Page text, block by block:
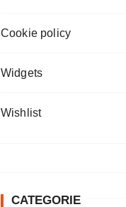
Cookie policy
Widgets
Wishlist
CATEGORIE